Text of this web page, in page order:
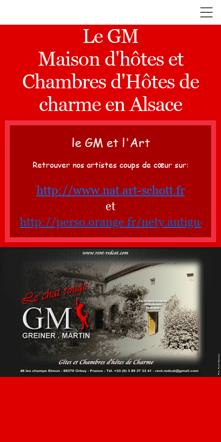
Le GM
Maison d'hôtes et
Chambres d'Hôtes de
charme en Alsace
le GM et l'Art
Retrouver nos artistes coups de cœur sur:
http://www.nat.art-schott.fr
et
http://perso.orange.fr/